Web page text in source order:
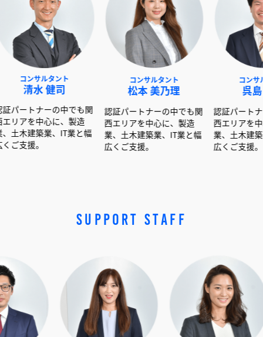
ント
の中でも関
に、製造
、IT業と幅
コンサルタント
松本 美乃理
認証パートナーの中でも関
西エリアを中心に、製造
業、土木建築業、IT業と幅
広くご支援。
コンサルタント
認証パートナーの中でも
西エリアを中心に、製造
業、土木建築業、IT業と
広くご支援。
SUPPORT STAFF